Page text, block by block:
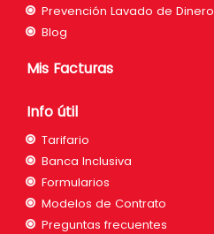
Prevención Lavado de Dinero
Blog
Mis Facturas
Info útil
Tarifario
Banca Inclusiva
Formularios
Modelos de Contrato
Preguntas frecuentes